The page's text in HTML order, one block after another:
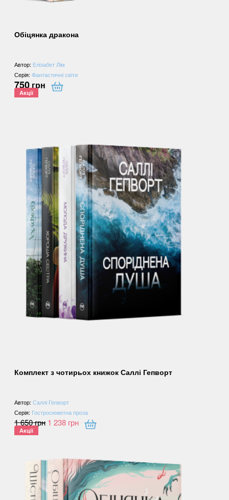
Обіцянка дракона
Автор: Елізабет Лім
Серія:Фантастичні світи
750грн
Акції
Комплект з чотирьох книжок Саллі Гепворт
Автор:Саллі Гепворт
Серія: Гостросюжетна проза
1 650грн 1 238 грн
Акції